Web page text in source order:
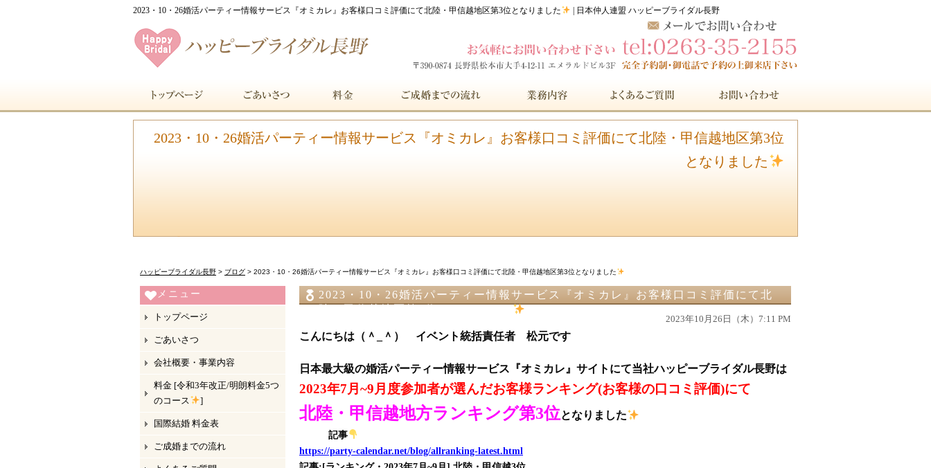
2023・10・26婚活パーティー情報サービス『オミカレ』お客様口コミ評価にて北陸・甲信越地区第3位となりました | 日本仲人連盟 ハッピーブライダル長野
2023・10・26婚活パーティー情報サービス『オミカレ』お客様口コミ評価にて北陸・甲信越地区第3位
となりました
ハッピーブライダル長野 > ブログ > 2023・10・26婚活パーティー情報サービス『オミカレ』お客様口コミ評価にて北陸・甲信越地区第3位となりました
2023・10・26婚活パーティー情報サービス『オミカレ』お客様口コミ評価にて北
2023年10月26日（木）7:11 PM
こんにちは（＾_＾） イベント統括責任者 松元です
日本最大級の婚活パーティー情報サービス『オミカレ』サイトにて当社ハッピーブライダル長野は
2023年7月~9月度参加者が選んだお客様ランキング(お客様の口コミ評価)にて
北陸・甲信越地方ランキング第3位となりました
記事
https://party-calendar.net/blog/allranking-latest.html
メニュー
トップページ
ごあいさつ
会社概要・事業内容
料金 [令和3年改正/明朗料金5つ
のコース
]
国際結婚 料金表
ご成婚までの流れ